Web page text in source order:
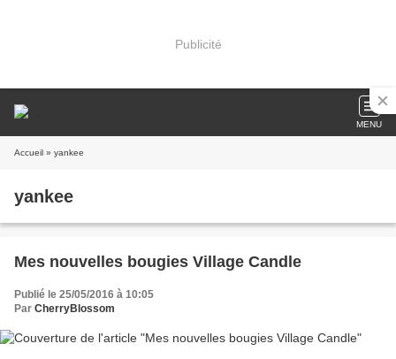
Publicité
MENU
Accueil » yankee
yankee
Mes nouvelles bougies Village Candle
Publié le 25/05/2016 à 10:05
Par CherryBlossom